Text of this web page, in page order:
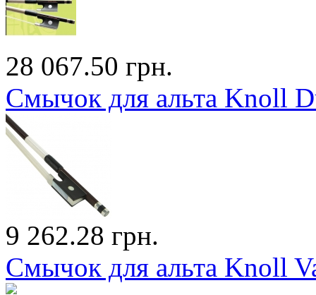
28 067.50 грн.
Смычок для альта Knoll
9 262.28 грн.
Смычок для альта Knoll